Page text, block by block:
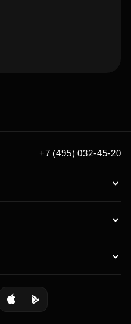
+7 (495) 032-45-20